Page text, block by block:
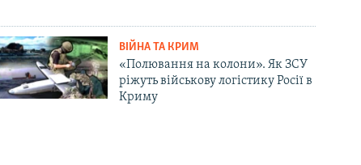
ВІЙНА ТА КРИМ
«Полювання на колони». Як ЗСУ
ріжуть військову логістику Росії в
Криму